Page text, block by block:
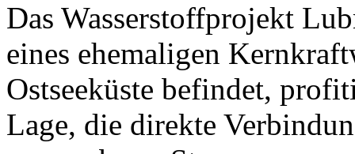
Das Wasserstoffprojekt
eines ehemaligen
Ostseeküste befindet,
Lage, die direkte